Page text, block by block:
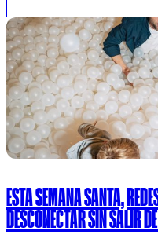
ESTA SEMANA SANTA,
DESCONECTAR SIN SALIR